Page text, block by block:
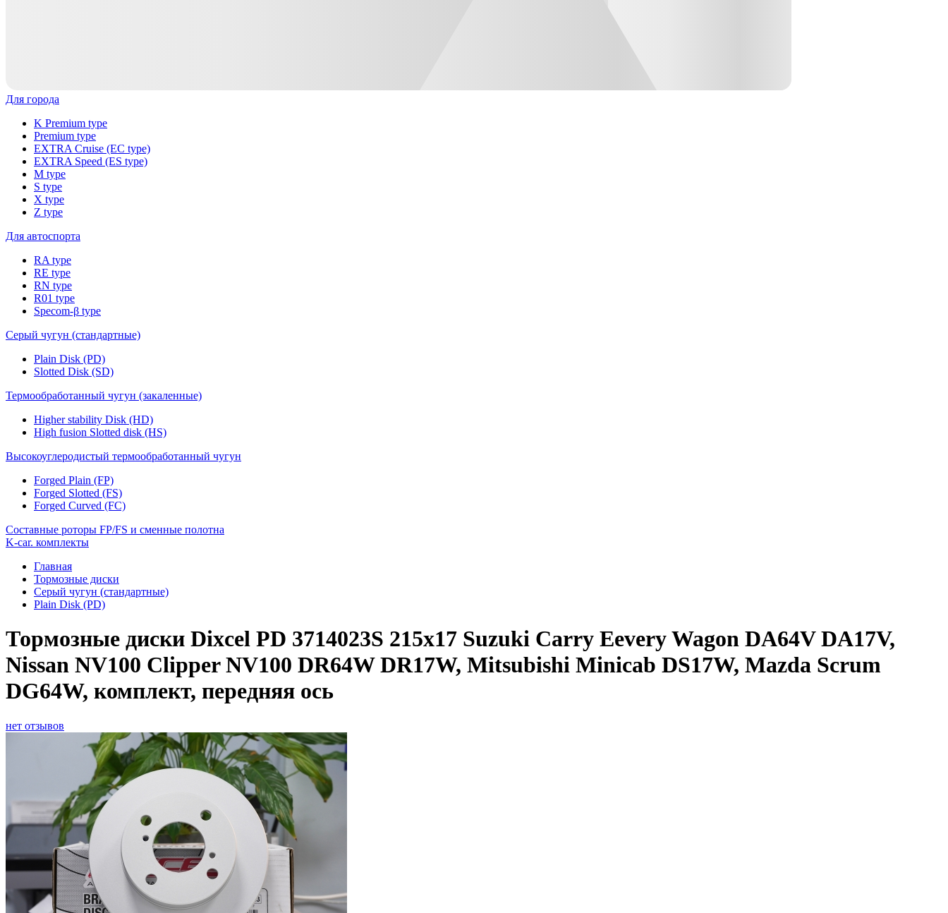
Для города
K Premium type
Premium type
EXTRA Cruise (EC type)
EXTRA Speed (ES type)
M type
S type
X type
Z type
Для автоспорта
RA type
RE type
RN type
R01 type
Specom-β type
Серый чугун (стандартные)
Plain Disk (PD)
Slotted Disk (SD)
Термообработанный чугун (закаленные)
Higher stability Disk (HD)
High fusion Slotted disk (HS)
Высокоуглеродистый термообработанный чугун
Forged Plain (FP)
Forged Slotted (FS)
Forged Curved (FC)
Составные роторы FP/FS и сменные полотна
K-car. комплекты
Главная
Тормозные диски
Серый чугун (стандартные)
Plain Disk (PD)
Тормозные диски Dixcel PD 3714023S 215x17 Suzuki Carry Eevery Wagon DA64V DA17V,
Nissan NV100 Clipper NV100 DR64W DR17W, Mitsubishi Minicab DS17W, Mazda Scrum
DG64W, комплект, передняя ось
нет отзывов